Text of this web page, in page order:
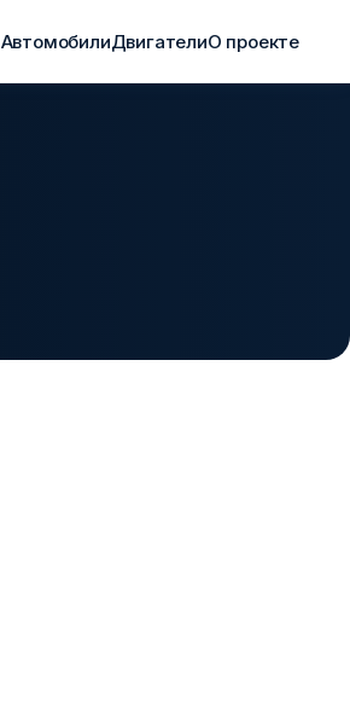
АвтомобилиДвигателиО проекте